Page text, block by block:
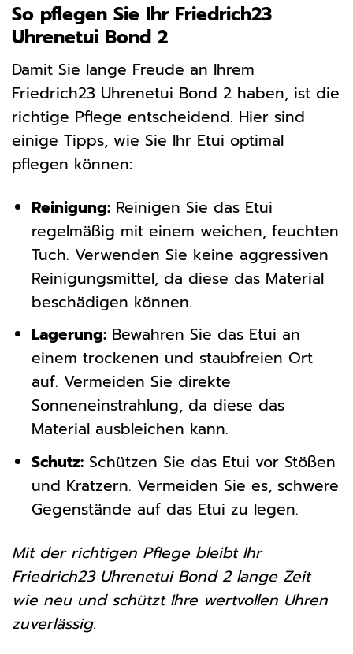
So pflegen Sie Ihr Friedrich23
Uhrenetui Bond 2
Damit Sie lange Freude an Ihrem
Friedrich23 Uhrenetui Bond 2 haben, ist die
richtige Pflege entscheidend. Hier sind
einige Tipps, wie Sie Ihr Etui optimal
pflegen können:
Reinigung:Reinigen Sie das Etui
regelmäßig mit einem weichen, feuchten
Tuch. Verwenden Sie keine aggressiven
Reinigungsmittel, da diese das Material
beschädigen können.
Lagerung:Bewahren Sie das Etui an
einem trockenen und staubfreien Ort
auf. Vermeiden Sie direkte
Sonneneinstrahlung, da diese das
Material ausbleichen kann.
Schutz:Schützen Sie das Etui vor Stößen
und Kratzern. Vermeiden Sie es, schwere
Gegenstände auf das Etui zu legen.
Mit der richtigen Pflege bleibt Ihr
Friedrich23 Uhrenetui Bond 2 lange Zeit
wie neu und schützt Ihre wertvollen Uhren
zuverlässig.